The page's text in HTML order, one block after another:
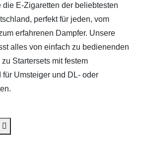
die E-Zigaretten der beliebtesten
perfekt für jeden, vom
erfahrenen Dampfer. Unsere
alles von einfach zu bedienenden
Startersets mit festem
Umsteiger und DL- oder